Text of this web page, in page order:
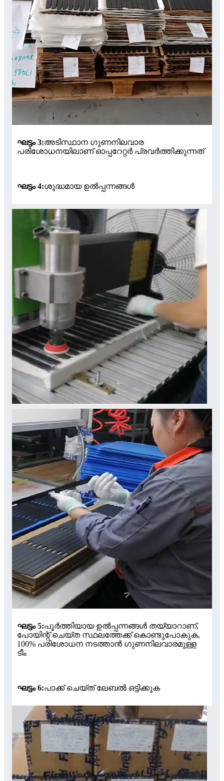
ഘട്ടം 3:അടിസ്ഥാന ഗുണനിലവാര
പരിശോധനയിലാണ് ഓപ്പറേറ്റർ പ്രവർത്തിക്കുന്നത്
ഘട്ടം 4:ശുദ്ധമായ ഉൽപ്പന്നങ്ങൾ
ഘട്ടം 5:പൂർത്തിയായ ഉൽപ്പന്നങ്ങൾ തയ്യാറാണ്,
പോയിന്റ് ചെയ്ത സ്ഥലത്തേക്ക് കൊണ്ടുപോകുക,
100% പരിശോധന നടത്താൻ ഗുണനിലവാരമുള്ള
ടീം
ഘട്ടം 6:പാക്ക് ചെയ്ത് ലേബൽ ഒട്ടിക്കുക